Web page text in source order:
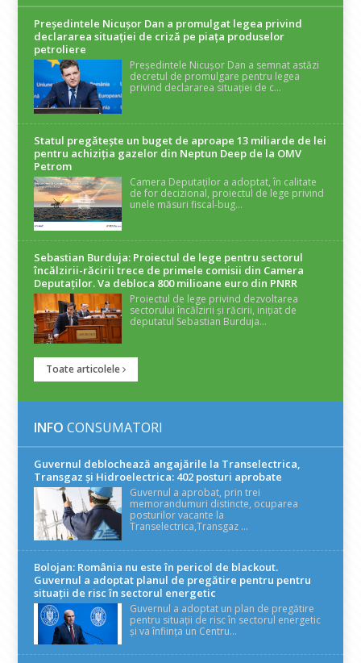
Președintele Nicuşor Dan a promulgat legea privind
declararea situaţiei de criză pe piaţa produselor
petroliere
Președintele Nicușor Dan a semnat astăzi
decretul de promulgare pentru legea
privind declararea situației de c...
Statul pregătește un buget de aproape 13 miliarde de lei
pentru achiziția gazelor din Neptun Deep de la OMV
Petrom
Camera Deputaților a adoptat, în calitate
de for decizional, proiectul de lege privind
unele măsuri fiscal-bug...
Sebastian Burduja: Proiectul de lege pentru sectorul
încălzirii-răcirii trece de primele comisii din Camera
Deputaților. Va debloca 800 milioane euro din PNRR
Proiectul de lege privind dezvoltarea
sectorului încălzirii și răcirii, inițiat de
deputatul Sebastian Burduja...
Toate articolele
INFO CONSUMATORI
Guvernul deblochează angajările la Transelectrica,
Transgaz și Hidroelectrica: 402 posturi aprobate
Guvernul a aprobat, prin trei
memorandumuri distincte, ocuparea
posturilor vacante la
Transelectrica,Transgaz ...
Bolojan: România nu este în pericol de blackout.
Guvernul a adoptat planul de pregătire pentru pentru
situații de risc în sectorul energetic
Guvernul a adoptat un plan de pregătire
pentru situații de risc în sectorul energetic
și va înființa un Centru...